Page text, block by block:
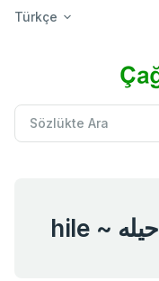
Türkçe
hile ~ حيله